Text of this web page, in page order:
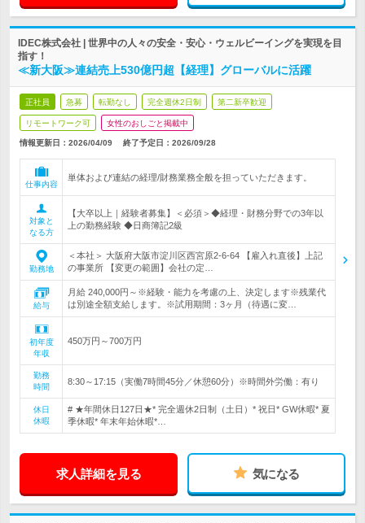
IDEC株式会社 | 世界中の人々の安全・安心・ウェルビーイングを実現を目
指す！
≪新大阪≫連結売上530億円超【経理】グローバルに活躍
正社員 急募 転勤なし 完全週休2日制 第二新卒歓迎
リモートワーク可 女性のおしごと掲載中
情報更新日：2026/04/09 終了予定日： 2026/09/28
仕事内容
単体および連結の経理/財務業務全般を担っていただきます。
対象と
なる方
【大卒以上｜経験者募集】＜必須＞◆経理・財務分野での3年以
上の勤務経験 ◆日商簿記2級
勤務地
＜本社＞ 大阪府大阪市淀川区西宮原2-6-64 【雇入れ直後】上記
の事業所 【変更の範囲】会社の定…
給与
月給 240,000円～※経験・能力を考慮の上、決定します※残業代
は別途全額支給します。※試用期間：3ヶ月（待遇に変…
初年度
年収
450万円～700万円
勤務
時間
8:30～17:15（実働7時間45分／休憩60分）※時間外労働：有り
休日
休暇
# ★年間休日127日★* 完全週休2日制（土日）* 祝日* GW休暇* 夏
季休暇* 年末年始休暇*…
求人詳細を見る 気になる